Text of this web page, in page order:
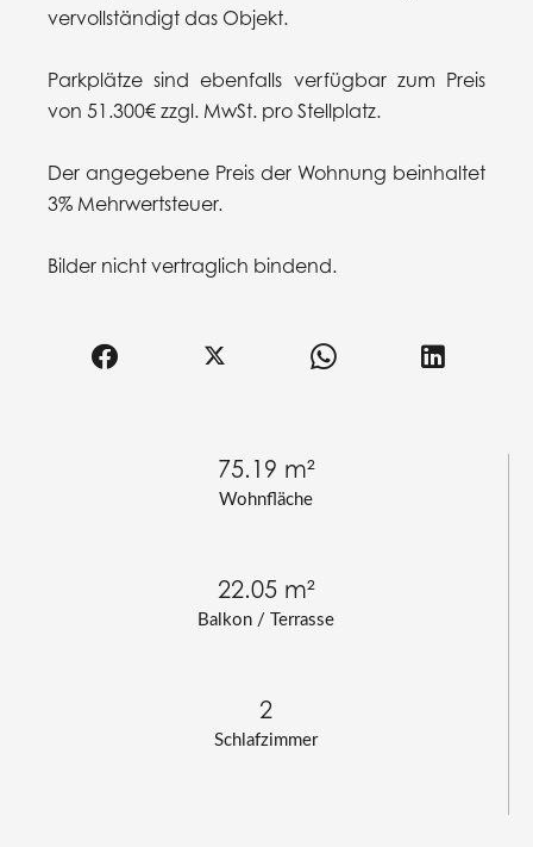
Wohnfläche
75.19 m²
Balkon / Terrasse
22.05 m²
Schlafzimmer
2
vervollständigt das Objekt.
Parkplätze sind ebenfalls verfügbar zum Preis
von 51.300€ zzgl. MwSt. pro Stellplatz.
Der angegebene Preis der Wohnung beinhaltet
3% Mehrwertsteuer.
Bilder nicht vertraglich bindend.